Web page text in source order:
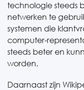
technologie steeds
netwerken te
systemen die
computer-
steeds beter en
worden.
Daarnaast zijn